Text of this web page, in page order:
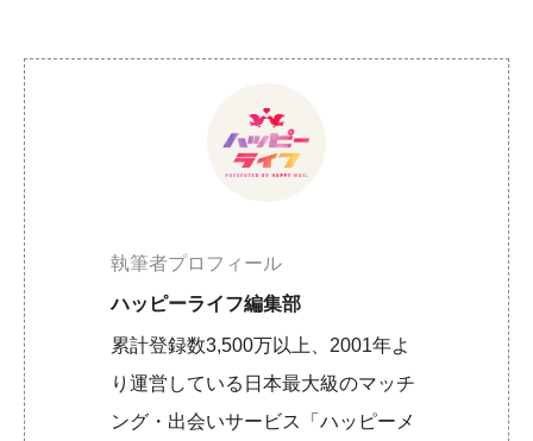
執筆者プロフィール
ハッピーライフ編集部
累計登録数3,500万以上、2001年よ
り運営している日本最大級のマッチ
ング・出会いサービス「ハッピーメ